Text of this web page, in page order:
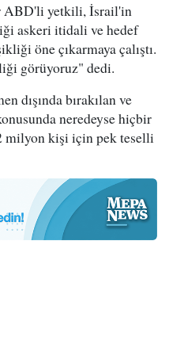
ABD'li yetkili, İsrail'in
askeri itidali ve hedef
öne çıkarmaya çalıştı.
görüyoruz" dedi.
dışında bırakılan ve
neredeyse hiçbir
milyon kişi için pek teselli